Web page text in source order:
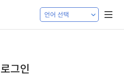
로그인